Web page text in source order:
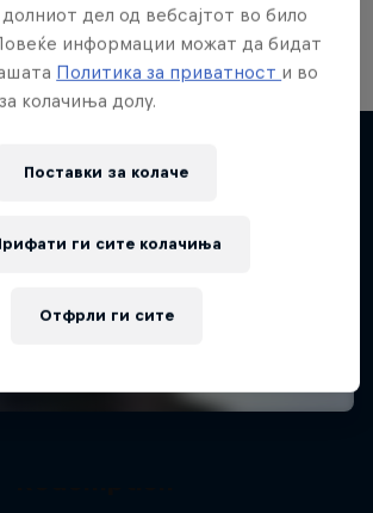
Shipyard?
дел од вебсајтот во било
информации можат да бидат
Политика за приватност и во
колачиња долу.
Поставки за колачe
Отфрли ги сите
ги сите колачиња